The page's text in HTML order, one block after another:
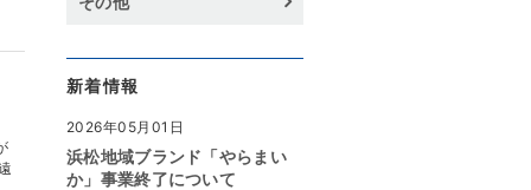
新着情報
2026年05月01日
浜松地域ブランド「やらまい
か」事業終了について